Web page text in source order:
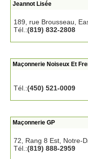
Jeannot Lisée
189, rue Brousseau,
Tél.:(819) 832-2808
Maçonnerie Noiseux Et
Tél.:(450) 521-0009
Maçonnerie GP
72, Rang 8 Est, Notre-
Tél.:(819) 888-2959